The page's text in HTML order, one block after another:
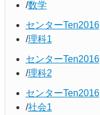
数学
センターTen2016
理科1
センターTen2016
理科2
センターTen2016
社会1